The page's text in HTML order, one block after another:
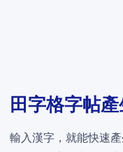
田字格字帖
輸入漢字，就能快速